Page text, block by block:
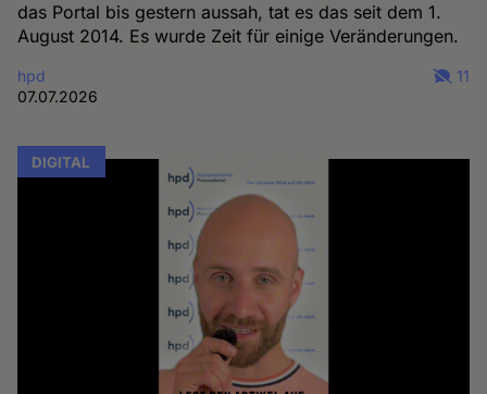
das Portal bis gestern aussah, tat es das seit dem 1.
August 2014. Es wurde Zeit für einige Veränderungen.
hpd
07.07.2026
11
DIGITAL